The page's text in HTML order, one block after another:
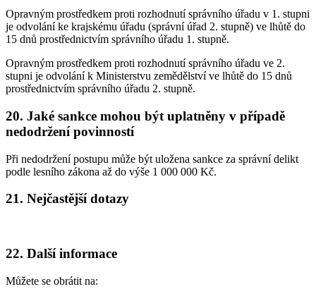
Opravným prostředkem proti rozhodnutí správního úřadu v 1. stupni
je odvolání ke krajskému úřadu (správní úřad 2. stupně) ve lhůtě do
15 dnů prostřednictvím správního úřadu 1. stupně.
Opravným prostředkem proti rozhodnutí správního úřadu ve 2.
stupni je odvolání k Ministerstvu zemědělství ve lhůtě do 15 dnů
prostřednictvím správního úřadu 2. stupně.
20. Jaké sankce mohou být uplatněny v případě
nedodržení povinností
Při nedodržení postupu může být uložena sankce za správní delikt
podle lesního zákona až do výše 1 000 000 Kč.
21. Nejčastější dotazy
22. Další informace
Můžete se obrátit na: